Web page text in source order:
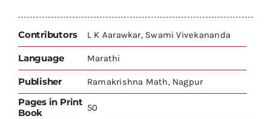
Contributors L K Aarawkar, Swami Vivekananda
Language Marathi
Publisher Ramakrishna Math, Nagpur
Pages in Print
Book
50